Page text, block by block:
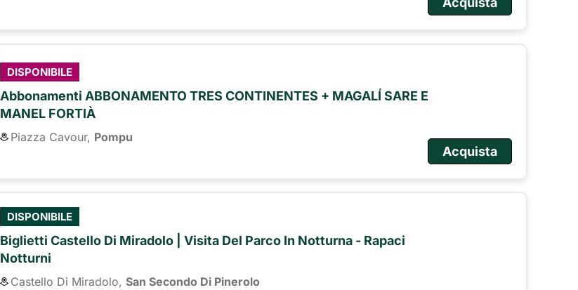
DISPONIBILE
Abbonamenti ABBONAMENTO TRES CONTINENTES + MAGALÍ SARE E
MANEL FORTIÀ
Piazza Cavour, Pompu
Acquista
DISPONIBILE
Biglietti Castello Di Miradolo | Visita Del Parco In Notturna - Rapaci
Notturni
Castello Di Miradolo, San Secondo Di Pinerolo